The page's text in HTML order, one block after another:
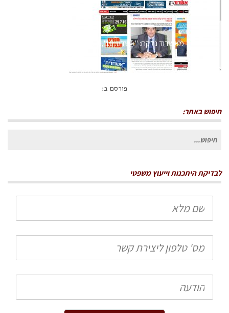
מאשדוד נלקח: "אשדוד 10",10.7.16
פורסם ב:
חיפוש באתר:
חיפוש
לבדיקת היתכנות וייעוץ משפטי
שם
מלא
טלפון
הודעה